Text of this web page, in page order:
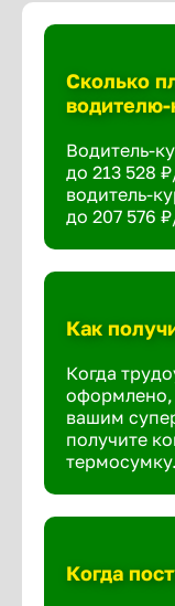
Сколько
водителю-
Водитель-
до 213 528
водитель-
до 207 576
Как
Когда
оформлено,
вашим
получите
термосумку.
Когда